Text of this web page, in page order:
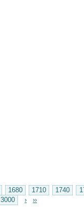
1680 1710 1740
3000 › ››